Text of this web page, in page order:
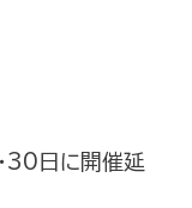
30日に開催延